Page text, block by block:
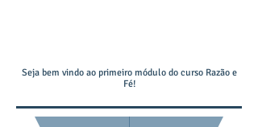
Seja bem vindo ao primeiro módulo do curso Razão e
Fé!